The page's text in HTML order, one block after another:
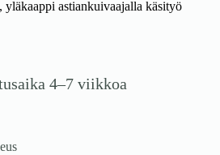
astiankuivaajalla käsityö
4–7 viikkoa